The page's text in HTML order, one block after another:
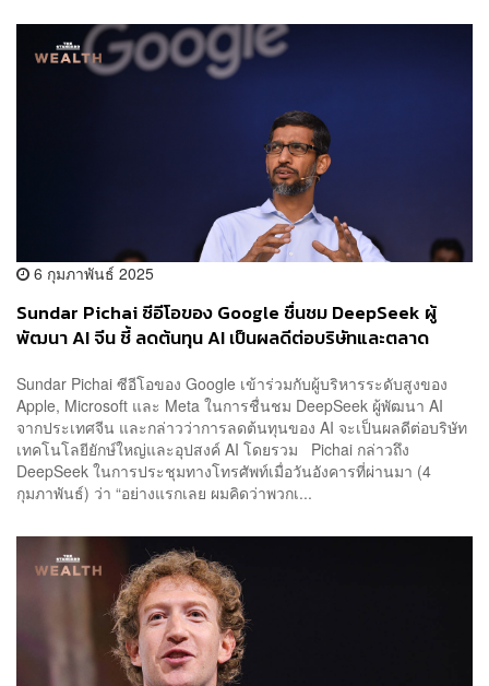
6 กุมภาพันธ์ 2025
Sundar Pichai ซีอีโอของ Google ชื่นชม DeepSeek ผู้
พัฒนา AI จีน ชี้ ลดต้นทุน AI เป็นผลดีต่อบริษัทและตลาด
Sundar Pichai ซีอีโอของ Google เข้าร่วมกับผู้บริหารระดับสูงของ
Apple, Microsoft และ Meta ในการชื่นชม DeepSeek ผู้พัฒนา AI
จากประเทศจีน และกล่าวว่าการลดต้นทุนของ AI จะเป็นผลดีต่อบริษัท
เทคโนโลยียักษ์ใหญ่และอุปสงค์ AI โดยรวม Pichai กล่าวถึง
DeepSeek ในการประชุมทางโทรศัพท์เมื่อวันอังคารที่ผ่านมา (4
กุมภาพันธ์) ว่า “อย่างแรกเลย ผมคิดว่าพวกเ...